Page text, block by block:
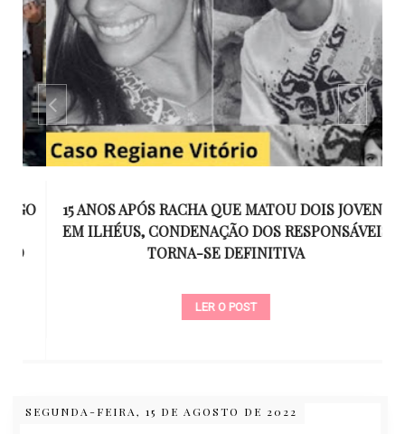
15 ANOS APÓS RACHA QUE MATOU DOIS JOVENS
EM ILHÉUS, CONDENAÇÃO DOS RESPONSÁVEIS
TORNA-SE DEFINITIVA
LER O POST
SEGUNDA-FEIRA, 15 DE AGOSTO DE 2022